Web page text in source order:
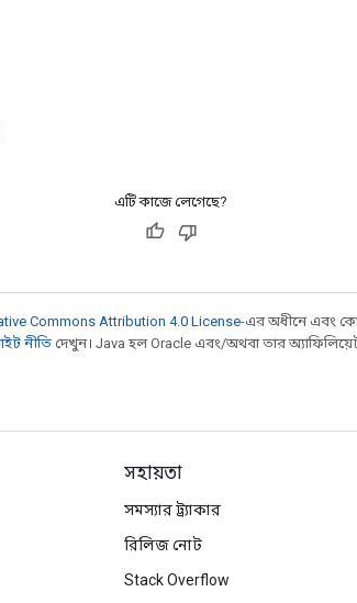
এটি কাজে লেগেছে?
Commons Attribution 4.0 License-এর অধীনে এবং
নীতি দেখুন। Java হল Oracle এবং/অথবা তার অ্যাফিলিয়েট
সহায়তা
সমস্যার ট্র্যাকার
রিলিজ নোট
Stack Overflow